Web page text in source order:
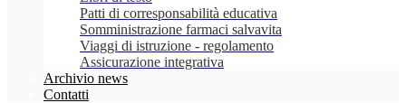
Patti di corresponsabilità educativa
Somministrazione farmaci salvavita
Viaggi di istruzione - regolamento
Assicurazione integrativa
Archivio news
Contatti